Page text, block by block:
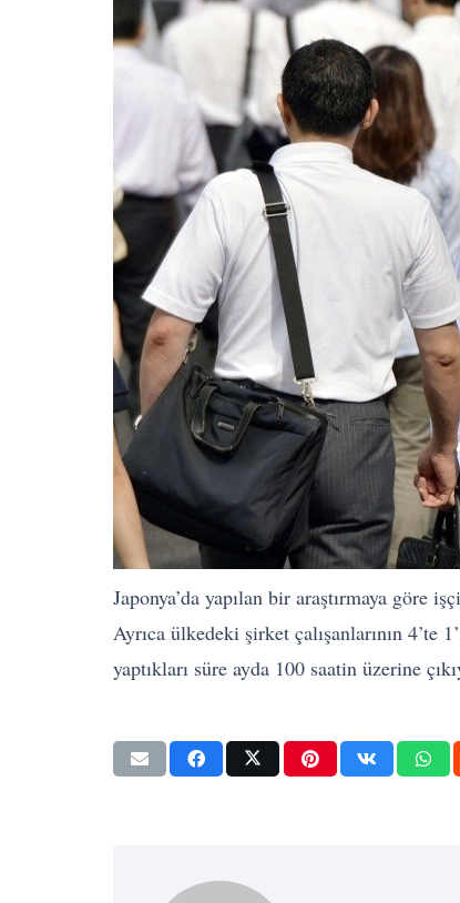
Japonya’da yapılan bir araştırmaya göre
Ayrıca ülkedeki şirket çalışanlarının
yaptıkları süre ayda 100 saatin üzerine